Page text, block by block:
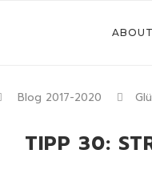
Blog 2017-2020
TIPP 30: